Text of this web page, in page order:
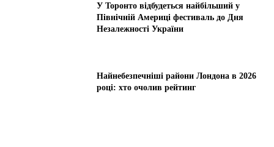
У Торонто відбудеться найбільший у
Північній Америці фестиваль до Дня
Незалежності України
Найнебезпечніші райони Лондона в 2026
році: хто очолив рейтинг